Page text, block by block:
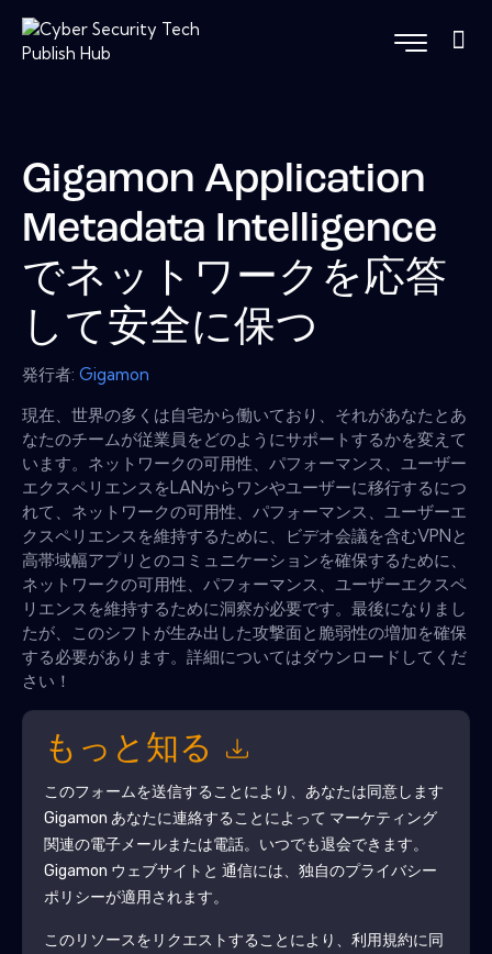
Gigamon Application
Metadata Intelligence
でネットワークを応答
して安全に保つ
発行者: Gigamon
現在、世界の多くは自宅から働いており、それがあなたとあ
なたのチームが従業員をどのようにサポートするかを変えて
います。ネットワークの可用性、パフォーマンス、ユーザー
エクスペリエンスをLANからワンやユーザーに移行するにつ
れて、ネットワークの可用性、パフォーマンス、ユーザーエ
クスペリエンスを維持するために、ビデオ会議を含むVPNと
高帯域幅アプリとのコミュニケーションを確保するために、
ネットワークの可用性、パフォーマンス、ユーザーエクスペ
リエンスを維持するために洞察が必要です。最後になりまし
たが、このシフトが生み出した攻撃面と脆弱性の増加を確保
する必要があります。詳細についてはダウンロードしてくだ
さい！
もっと知る
このフォームを送信することにより、あなたは同意します
Gigamon あなたに連絡することによって マーケティング
関連の電子メールまたは電話。いつでも退会できます。
Gigamon ウェブサイトと 通信には、独自のプライバシー
ポリシーが適用されます。
このリソースをリクエストすることにより、利用規約に同